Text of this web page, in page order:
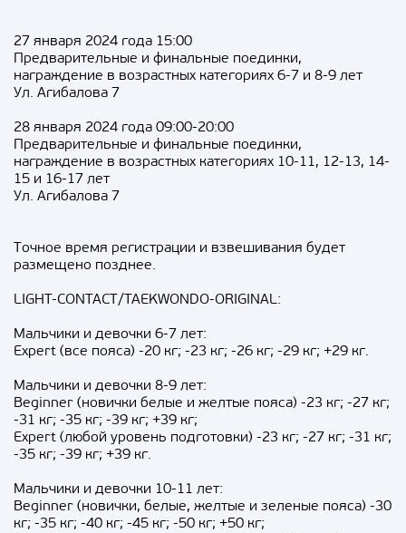
27 января 2024 года 15:00
Предварительные и финальные поединки,
награждение в возрастных категориях 6-7 и 8-9 лет
Ул. Агибалова 7
28 января 2024 года 09:00-20:00
Предварительные и финальные поединки,
награждение в возрастных категориях 10-11, 12-13, 14-
15 и 16-17 лет
Ул. Агибалова 7
Точное время регистрации и взвешивания будет
размещено позднее.
LIGHT-CONTACT/TAEKWONDO-ORIGINAL:
Мальчики и девочки 6-7 лет:
Expert (все пояса) -20 кг; -23 кг; -26 кг; -29 кг; +29 кг.
Мальчики и девочки 8-9 лет:
Beginner (новички белые и желтые пояса) -23 кг; -27 кг;
-31 кг; -35 кг; -39 кг; +39 кг;
Expert (любой уровень подготовки) -23 кг; -27 кг; -31 кг;
-35 кг; -39 кг; +39 кг.
Мальчики и девочки 10-11 лет:
Beginner (новички, белые, желтые и зеленые пояса) -30
кг; -35 кг; -40 кг; -45 кг; -50 кг; +50 кг;